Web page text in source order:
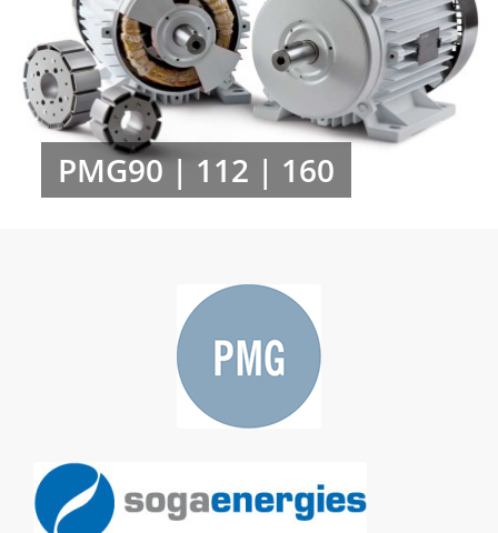
PMG90 | 112 | 160